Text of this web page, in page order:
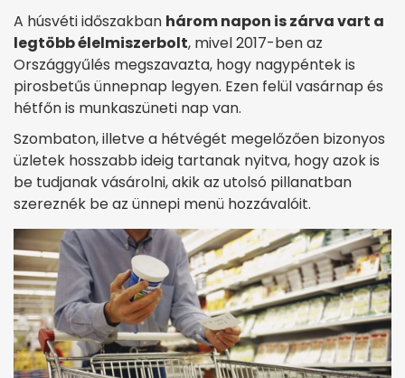
A húsvéti időszakban három napon is zárva vart a
legtöbb élelmiszerbolt, mivel 2017-ben az
Országgyűlés megszavazta, hogy nagypéntek is
pirosbetűs ünnepnap legyen. Ezen felül vasárnap és
hétfőn is munkaszüneti nap van.
Szombaton, illetve a hétvégét megelőzően bizonyos
üzletek hosszabb ideig tartanak nyitva, hogy azok is
be tudjanak vásárolni, akik az utolsó pillanatban
szereznék be az ünnepi menü hozzávalóit.